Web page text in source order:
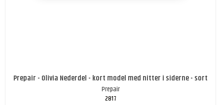
Prepair - Olivia Nederdel - kort model med nitter i siderne - sort
Prepair
2817